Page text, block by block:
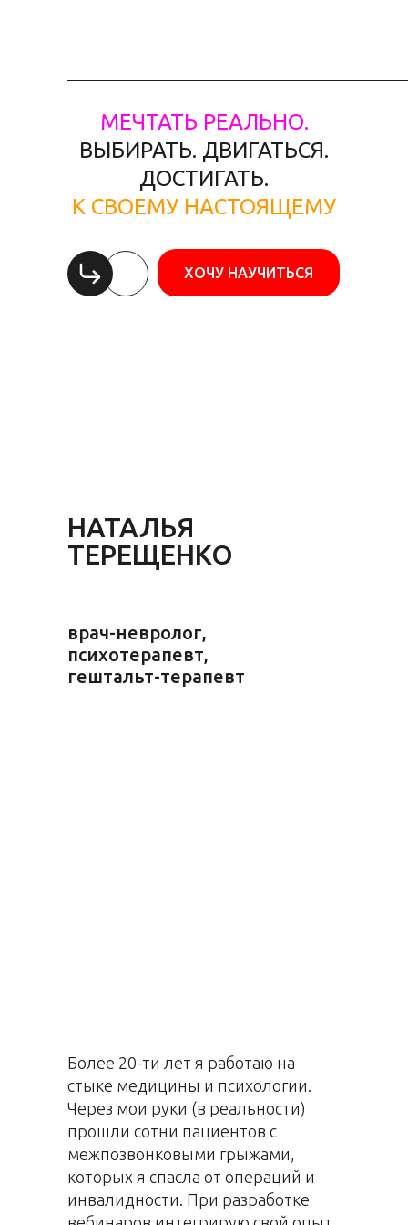
МЕЧТАТЬ РЕАЛЬНО.
ВЫБИРАТЬ. ДВИГАТЬСЯ.
ДОСТИГАТЬ.
К СВОЕМУ НАСТОЯЩЕМУ
ХОЧУ НАУЧИТЬСЯ
НАТАЛЬЯ
ТЕРЕЩЕНКО
врач-невролог,
психотерапевт,
гештальт-терапевт
Более 20-ти лет я работаю на
стыке медицины и психологии.
Через мои руки (в реальности)
прошли сотни пациентов с
межпозвонковыми грыжами,
которых я спасла от операций и
инвалидности. При разработке